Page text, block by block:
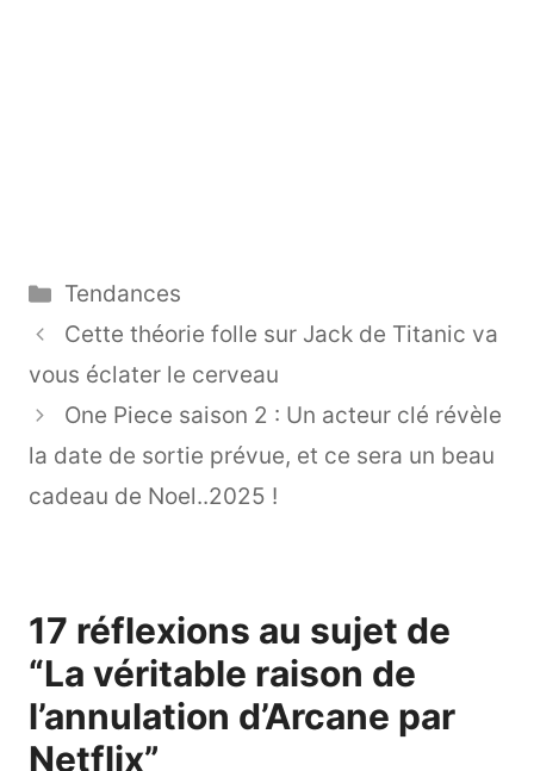
Catégories
Tendances
Cette théorie folle sur Jack de Titanic va
vous éclater le cerveau
One Piece saison 2 : Un acteur clé révèle
la date de sortie prévue, et ce sera un beau
cadeau de Noel..2025 !
17 réflexions au sujet de
“La véritable raison de
l’annulation d’Arcane par
Netflix”